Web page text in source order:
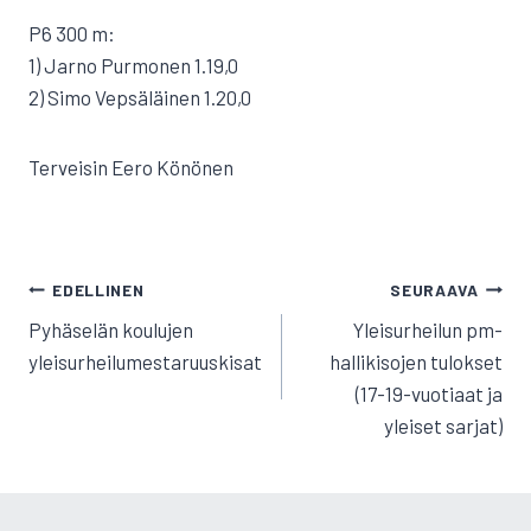
P6 300 m:
1) Jarno Purmonen 1.19,0
2) Simo Vepsäläinen 1.20,0
Terveisin Eero Könönen
ARTIKKELIEN
SELAUS
EDELLINEN
Pyhäselän koulujen
yleisurheilumestaruuskisat
SEURAAVA
Yleisurheilun pm-
hallikisojen tulokset
(17-19-vuotiaat ja
yleiset sarjat)